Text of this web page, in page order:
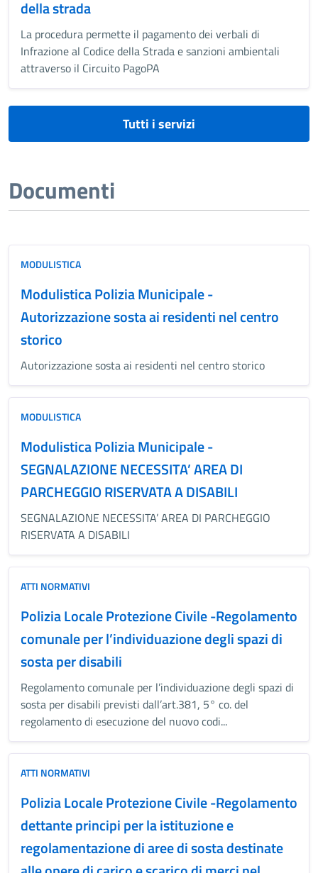
della strada
La procedura permette il pagamento dei verbali di
Infrazione al Codice della Strada e sanzioni ambientali
attraverso il Circuito PagoPA
Tutti i servizi
Documenti
MODULISTICA
Modulistica Polizia Municipale -
Autorizzazione sosta ai residenti nel centro
storico
Autorizzazione sosta ai residenti nel centro storico
MODULISTICA
Modulistica Polizia Municipale -
SEGNALAZIONE NECESSITA’ AREA DI
PARCHEGGIO RISERVATA A DISABILI
SEGNALAZIONE NECESSITA’ AREA DI PARCHEGGIO
RISERVATA A DISABILI
ATTI NORMATIVI
Polizia Locale Protezione Civile -Regolamento
comunale per l’individuazione degli spazi di
sosta per disabili
Regolamento comunale per l’individuazione degli spazi di
sosta per disabili previsti dall’art.381, 5° co. del
regolamento di esecuzione del nuovo codi...
ATTI NORMATIVI
Polizia Locale Protezione Civile -Regolamento
dettante principi per la istituzione e
regolamentazione di aree di sosta destinate